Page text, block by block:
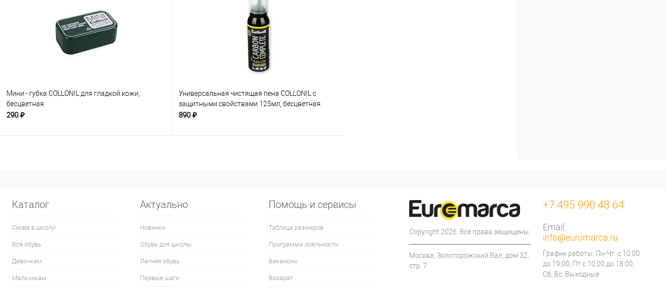
Мини - губка COLLONIL для гладкой кожи,
бесцветная
290 ₽
Универсальная чистящая пена COLLONIL с
защитными свойствами 125мл, бесцветная
890 ₽
Каталог
Снова в школу!
Вся обувь
Девочкам
Мальчикам
Актуально
Новинки
Обувь для школы
Летняя обувь
Первые шаги
Помощь и сервисы
Таблица размеров
Программа лояльности
Вакансии
Возврат
Copyright 2026. Все права защищены.
Москва, Золоторожский Вал, дом 32,
стр. 7
+7 495 990 48 64
Email:
info@euromarca.ru
График работы: Пн-Чт: с 10:00
до 19:00; Пт с 10:00 до 18:00;
Сб, Вс: Выходные